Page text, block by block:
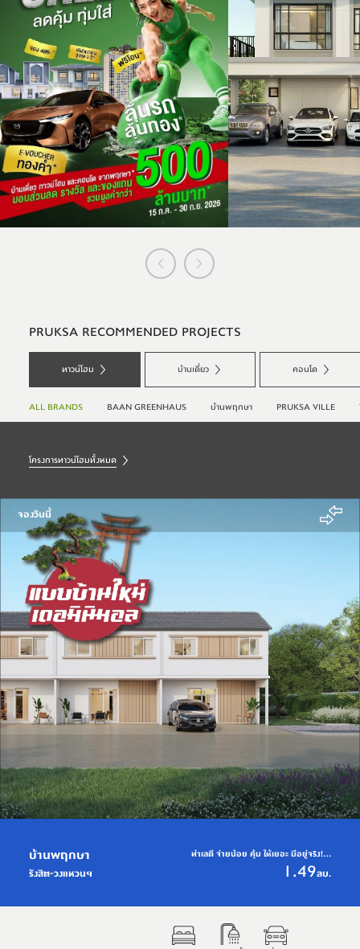
PRUKSA RECOMMENDED PROJECTS
ทาวน์โฮม บ้านเดี่ยว คอนโด
ALL BRANDS BAAN GREENHAUS บ้านพฤกษา PRUKSA VILLE
โครงการทาวน์โฮมทั้งหมด
จองวันนี้
บ้านพฤกษา
รังสิต-วงแหวนฯ
ทำเลดี จ่ายน้อย คุ้ม ให้เยอะ มีอยู่จริง!...
1.49ลบ.